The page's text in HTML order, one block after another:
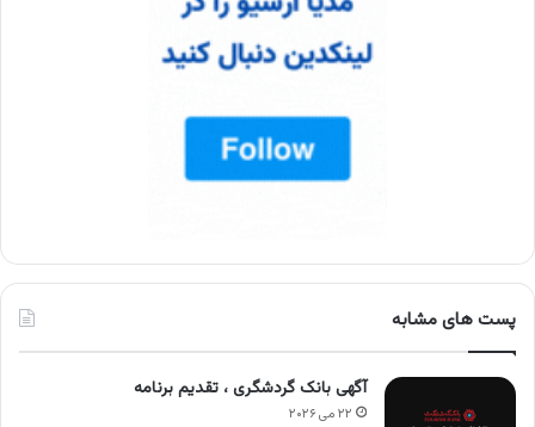
پست های مشابه
آگهی بانک گردشگری ، تقدیم برنامه
۲۲ می ۲۰۲۶